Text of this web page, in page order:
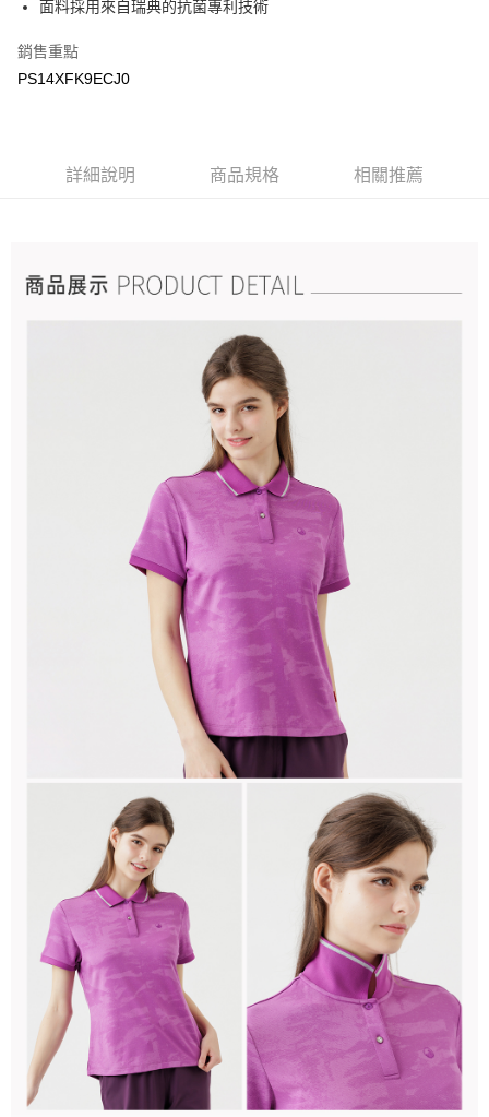
宅配(離島)
面料採用來自瑞典的抗菌專利技術
銷售重點
PS14XFK9ECJ0
詳細說明 商品規格 相關推薦